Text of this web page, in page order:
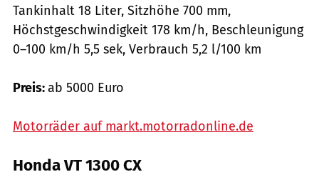
Tankinhalt 18 Liter, Sitzhöhe 700 mm,
Höchstgeschwindigkeit 178 km/h, Beschleunigung
0–100 km/h 5,5 sek, Verbrauch 5,2 l/100 km
Preis:ab 5000 Euro
Motorräder auf markt.motorradonline.de
Honda VT 1300 CX